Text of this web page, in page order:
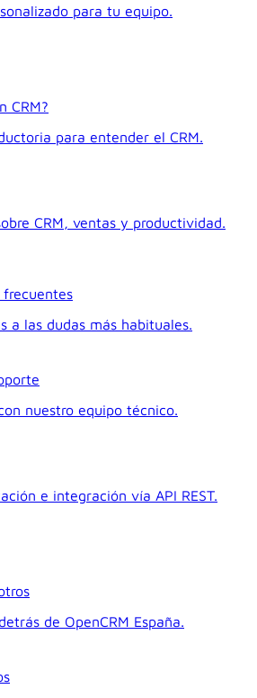
para tu equipo.
CRM?
para entender el CRM.
CRM, ventas y productividad.
frecuentes
a las dudas más habituales.
nuestro equipo técnico.
e integración vía API REST.
de OpenCRM España.